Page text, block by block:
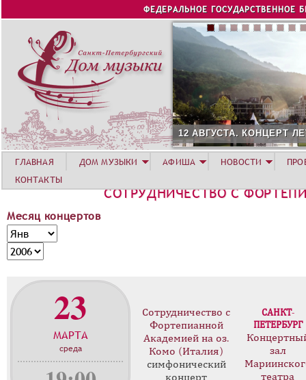
Jump to navigation
ФЕДЕРАЛЬНОЕ ГОСУДАРСТВЕННОЕ
12 АВГУСТА. КОНЦЕРТ ЛЕТНЕЙ
СОТРУДНИЧЕСТВО С
Месяц концертов
М
е
с
к
М
е
с
Г
о
23
МАРТА
среда
Сотрудничество с
Фортепианной
Академией на оз.
Комо (Италия)
симфонический
концерт
САНКТ-
ПЕТЕРБУРГ
зал
театра
ГЛАВНАЯ ДОМ МУЗЫКИ АФИША НОВОСТИ
КОНТАКТЫ